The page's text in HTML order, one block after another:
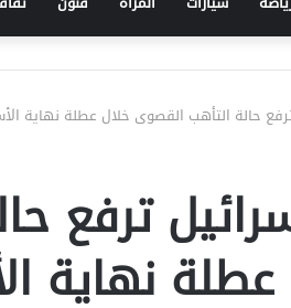
حالة التأهب القصوى خلال عطلة نهاية
ترفع
نهاية